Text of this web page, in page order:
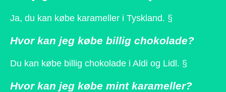
Ja, du kan købe karameller i Tyskland. §
Hvor kan jeg købe billig chokolade?
Du kan købe billig chokolade i Aldi og Lidl. §
Hvor kan jeg købe mint karameller?